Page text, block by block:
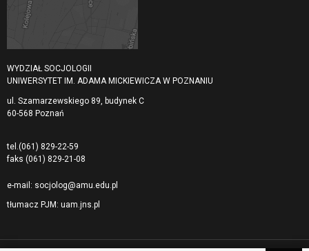
WYDZIAŁ SOCJOLOGII
UNIWERSYTET IM. ADAMA MICKIEWICZA W POZNANIU
ul. Szamarzewskiego 89, budynek C
60-568 Poznań
tel. (061) 829-22-59
faks (061) 829-21-08
e-mail: socjolog@amu.edu.pl
tłumacz PJM: uam.jns.pl